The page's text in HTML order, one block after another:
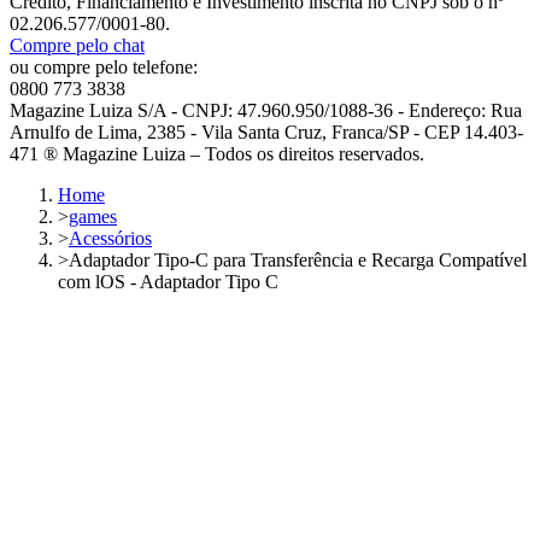
02.206.577/0001-80.
Compre pelo chat
ou compre pelo telefone:
0800 773 3838
Magazine Luiza S/A - CNPJ: 47.960.950/1088-36 - Endereço: Rua
Arnulfo de Lima, 2385 - Vila Santa Cruz, Franca/SP - CEP 14.403-
471 ® Magazine Luiza – Todos os direitos reservados.
Home
>games
>Acessórios
>Adaptador Tipo-C para Transferência e Recarga Compatível
com lOS - Adaptador Tipo C